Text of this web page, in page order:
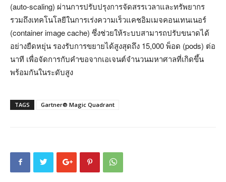
(auto-scaling) ผ่านการปรับปรุงการจัดสรรเวลาและทรัพยากร
รวมถึงเทคโนโลยีในการเร่งความเร็วแคชอิมเมจคอนเทนเนอร์
(container image cache) ซึ่งช่วยให้ระบบสามารถปรับขนาดได้
อย่างยืดหยุ่น รองรับการขยายได้สูงสุดถึง 15,000พ็อด (pods) ต่อ
นาที เพื่อจัดการกับคำขอจากเอเจนต์จำนวนมหาศาลที่เกิดขึ้น
พร้อมกันในระดับสูง
TAGS Gartner® Magic Quadrant